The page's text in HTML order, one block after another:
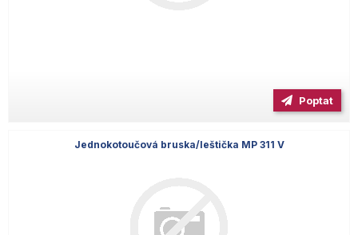
Poptat
Jednokotoučová bruska/leštička MP 311 V